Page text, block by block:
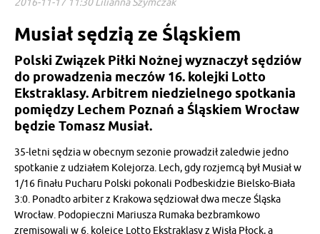
Musiał sędzią ze Śląskiem
Polski Związek Piłki Nożnej wyznaczył sędziów
do prowadzenia meczów 16. kolejki Lotto
Ekstraklasy. Arbitrem niedzielnego spotkania
pomiędzy Lechem Poznań a Śląskiem Wrocław
będzie Tomasz Musiał.
35-letni sędzia w obecnym sezonie prowadził zaledwie jedno
spotkanie z udziałem Kolejorza. Lech, gdy rozjemcą był Musiał w
1/16 finału Pucharu Polski pokonali Podbeskidzie Bielsko-Biała
3:0. Ponadto arbiter z Krakowa sędziował dwa mecze Śląska
Wrocław. Podopieczni Mariusza Rumaka bezbramkowo
zremisowali w 6. kolejce Lotto Ekstraklasy z Wisłą Płock, a